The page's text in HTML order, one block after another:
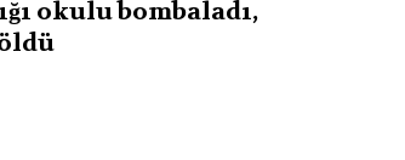
okulu bombaladı,